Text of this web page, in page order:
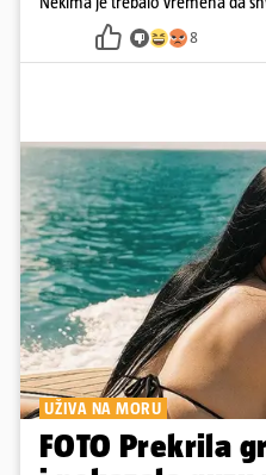
8
UŽIVA NA MORU
FOTO Prekrila